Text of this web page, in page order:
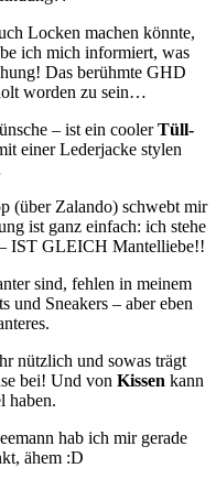
Locken machen könnte,
ich mich informiert, was
Das berühmte GHD
worden zu sein…
– ist ein coolerTüll-
einer Lederjacke stylen
(über Zalando) schwebt mir
ist ganz einfach: ich stehe
IST GLEICH Mantelliebe!!
sind, fehlen in meinem
und Sneakers – aber eben
nützlich und sowas trägt
bei! Und von Kissen kann
haben.
hab ich mir gerade
ähem :D